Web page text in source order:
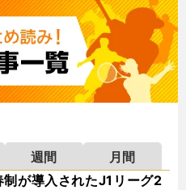
週間
月間
制が導入されたJ1リーグ2